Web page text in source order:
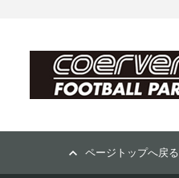
ページトップへ戻る